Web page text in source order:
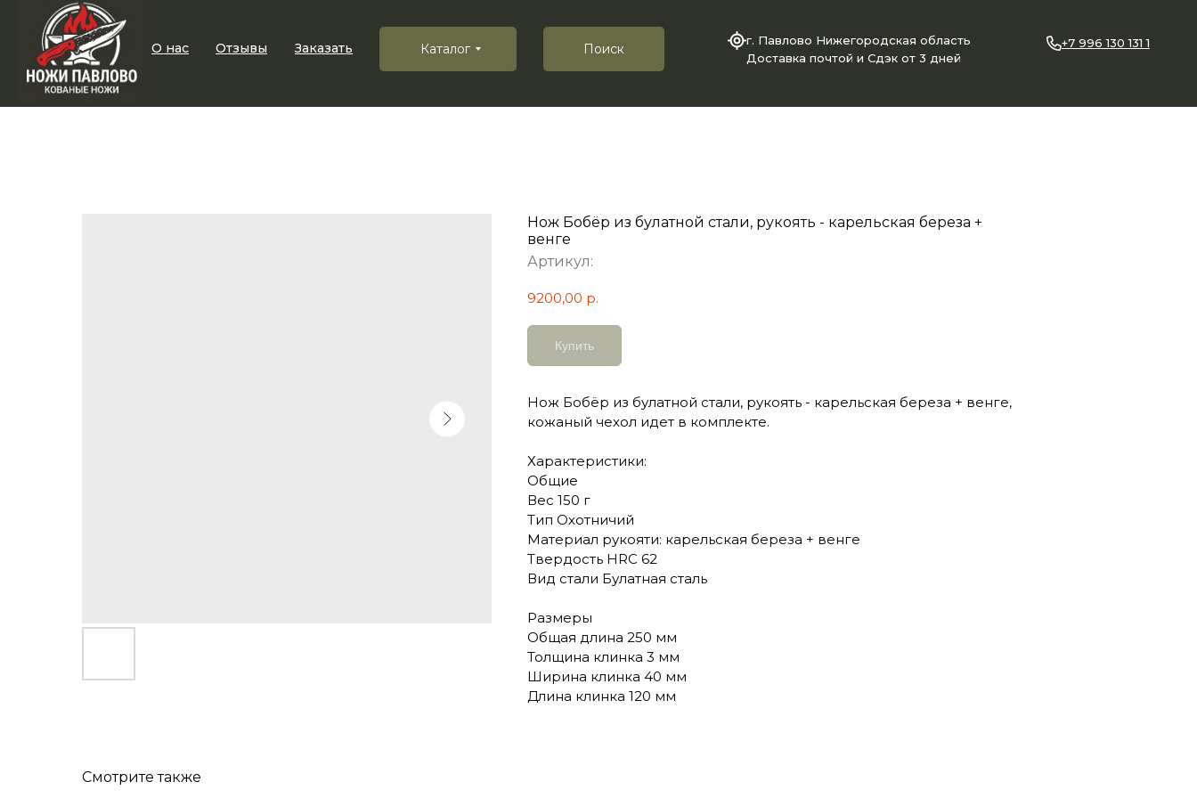
г. Павлово Нижегородская область
Доставка почтой и Сдэк от 3 дней
Поиск
Каталог
Заказать
Отзывы
О нас +7 996 130 131 1
Нож Бобёр из булатной стали, рукоять - карельская береза +
венге
Артикул:
9200,00 р.
Купить
Нож Бобёр из булатной стали, рукоять - карельская береза + венге,
кожаный чехол идет в комплекте.
Характеристики:
Общие
Вес 150 г
Тип Охотничий
Материал рукояти: карельская береза + венге
Твердость HRC 62
Вид стали Булатная сталь
Размеры
Общая длина 250 мм
Толщина клинка 3 мм
Ширина клинка 40 мм
Длина клинка 120 мм
Смотрите также